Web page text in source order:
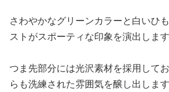
さわやかなグリーンカラーと白いひ
ストがスポーティな印象を演出します
つま先部分には光沢素材を採用して
らも洗練された雰囲気を醸し出します